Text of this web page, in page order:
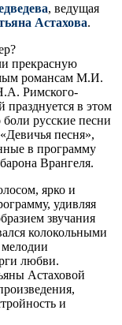
, ведущая
Астахова.
прекрасную
романсам М.И.
Римского-
в этом
русские песни
песня»,
в программу
Врангеля.
ярко и
удивляя
звучания
колокольными
любви.
Астаховой
и